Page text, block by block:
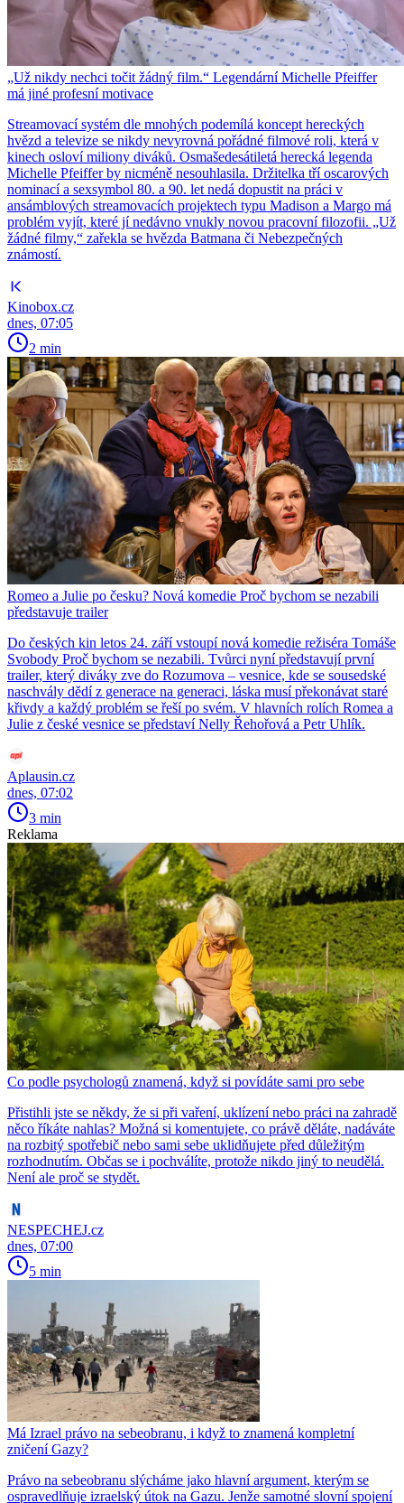
„Už nikdy nechci točit žádný film.“ Legendární Michelle Pfeiffer
má jiné profesní motivace
Streamovací systém dle mnohých podemílá koncept hereckých
hvězd a televize se nikdy nevyrovná pořádné filmové roli, která v
kinech osloví miliony diváků. Osmašedesátiletá herecká legenda
Michelle Pfeiffer by nicméně nesouhlasila. Držitelka tří oscarových
nominací a sexsymbol 80. a 90. let nedá dopustit na práci v
ansámblových streamovacích projektech typu Madison a Margo má
problém vyjít, které jí nedávno vnukly novou pracovní filozofii. „Už
žádné filmy,“ zařekla se hvězda Batmana či Nebezpečných
známostí.
Kinobox.cz
dnes, 07:05
2 min
Romeo a Julie po česku? Nová komedie Proč bychom se nezabili
představuje trailer
Do českých kin letos 24. září vstoupí nová komedie režiséra Tomáše
Svobody Proč bychom se nezabili. Tvůrci nyní představují první
trailer, který diváky zve do Rozumova – vesnice, kde se sousedské
naschvály dědí z generace na generaci, láska musí překonávat staré
křivdy a každý problém se řeší po svém. V hlavních rolích Romea a
Julie z české vesnice se představí Nelly Řehořová a Petr Uhlík.
Aplausin.cz
dnes, 07:02
3 min
Reklama
Co podle psychologů znamená, když si povídáte sami pro sebe
Přistihli jste se někdy, že si při vaření, uklízení nebo práci na zahradě
něco říkáte nahlas? Možná si komentujete, co právě děláte, nadáváte
na rozbitý spotřebič nebo sami sebe uklidňujete před důležitým
rozhodnutím. Občas se i pochválíte, protože nikdo jiný to neudělá.
Není ale proč se stydět.
NESPECHEJ.cz
dnes, 07:00
5 min
Má Izrael právo na sebeobranu, i když to znamená kompletní
zničení Gazy?
Právo na sebeobranu slýcháme jako hlavní argument, kterým se
ospravedlňuje izraelský útok na Gazu. Jenže samotné slovní spojení